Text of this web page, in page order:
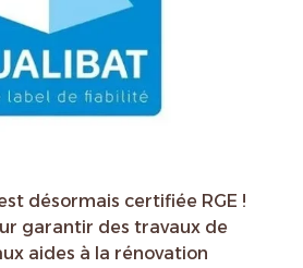
désormais certifiée RGE !
garantir des travaux de
aides à la rénovation